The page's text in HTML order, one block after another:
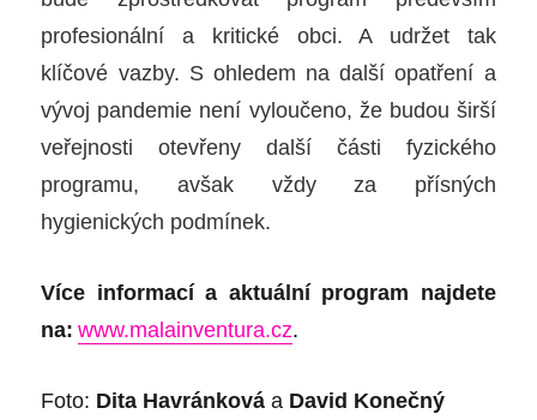
profesionální a kritické obci. A udržet tak
klíčové vazby. S ohledem na další opatření a
vývoj pandemie není vyloučeno, že budou širší
veřejnosti otevřeny další části fyzického
programu, avšak vždy za přísných
hygienických podmínek.
Více informací a aktuální program najdete
na: www.malainventura.cz.
Foto: Dita Havránkováa David Konečný